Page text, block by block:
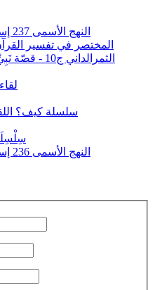
النهج الأسمى 237 إسم الله الواحد الأحد - اللقاء 6
المختصر في تفسير القرآن 261 سورة البقرة الأية
الثمرالداني ج10 - قصّة نَبِيِّ اللَّهِ يوسف عليه السّلام 51
سلسلة كيف؟ اللقاء 110 - كيف أبيع
سِلْسِلَةُ
النهج الأسمى 236 إسم الله الواحد الأحد - اللقاء 5